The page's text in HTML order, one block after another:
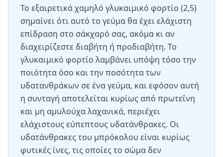
Το εξαιρετικά χαμηλό γλυκαιμικό φορτίο (2,5)
σημαίνει ότι αυτό το γεύμα θα έχει ελάχιστη
επίδραση στο σάκχαρό σας, ακόμα κι αν
διαχειρίζεστε διαβήτη ή προδιαβήτη. Το
γλυκαιμικό φορτίο λαμβάνει υπόψη τόσο την
ποιότητα όσο και την ποσότητα των
υδατανθράκων σε ένα γεύμα, και εφόσον αυτή
η συνταγή αποτελείται κυρίως από πρωτεΐνη
και μη αμυλούχα λαχανικά, περιέχει
ελάχιστους εύπεπτους υδατάνθρακες. Οι
υδατάνθρακες του μπρόκολου είναι κυρίως
φυτικές ίνες, τις οποίες το σώμα δεν